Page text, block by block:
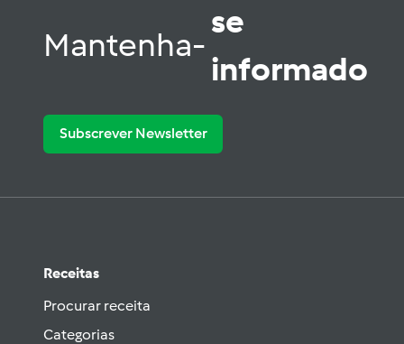
Mantenha-
se
informado
Subscrever Newsletter
Receitas
Procurar receita
Categorias